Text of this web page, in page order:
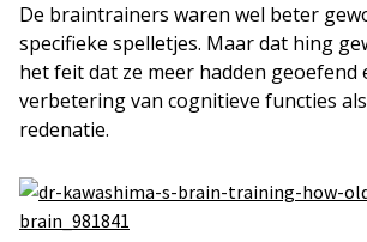
De braintrainers waren wel beter
specifieke spelletjes. Maar dat hing
het feit dat ze meer hadden geoefend
verbetering van cognitieve functies
redenatie.